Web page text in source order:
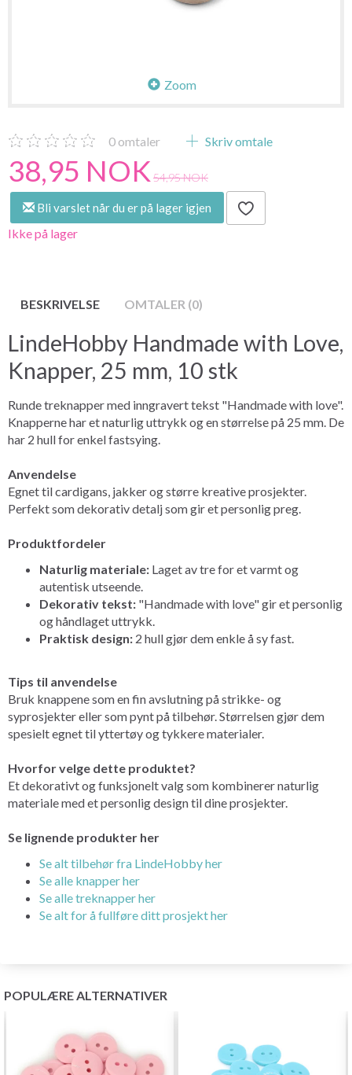
Zoom
0 omtaler Skriv omtale
38,95 NOK 54,95 NOK
Bli varslet når du er på lager igjen
Ikke på lager
BESKRIVELSE OMTALER (0)
LindeHobby Handmade with Love,
Knapper, 25 mm, 10 stk
Runde treknapper med inngravert tekst "Handmade with love".
Knapperne har et naturlig uttrykk og en størrelse på 25 mm. De
har 2 hull for enkel fastsying.
Anvendelse
Egnet til cardigans, jakker og større kreative prosjekter.
Perfekt som dekorativ detalj som gir et personlig preg.
Produktfordeler
Naturlig materiale: Laget av tre for et varmt og
autentisk utseende.
Dekorativ tekst: "Handmade with love" gir et personlig
og håndlaget uttrykk.
Praktisk design: 2 hull gjør dem enkle å sy fast.
Tips til anvendelse
Bruk knappene som en fin avslutning på strikke- og
syprosjekter eller som pynt på tilbehør. Størrelsen gjør dem
spesielt egnet til yttertøy og tykkere materialer.
Hvorfor velge dette produktet?
Et dekorativt og funksjonelt valg som kombinerer naturlig
materiale med et personlig design til dine prosjekter.
Se lignende produkter her
Se alt tilbehør fra LindeHobby her
Se alle knapper her
Se alle treknapper her
Se alt for å fullføre ditt prosjekt her
POPULÆRE ALTERNATIVER